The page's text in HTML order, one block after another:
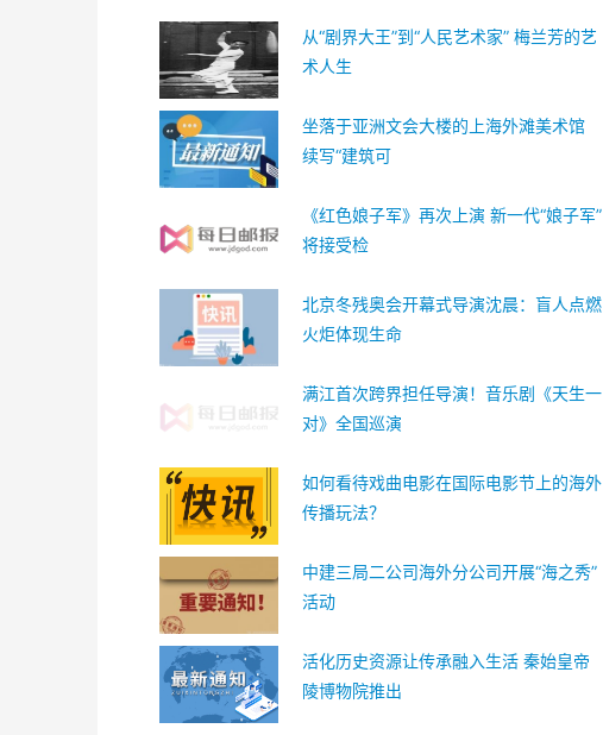
从“剧界大王”到“人民艺术家” 梅兰芳的艺
术人生
坐落于亚洲文会大楼的上海外滩美术馆
续写“建筑可
《红色娘子军》再次上演 新一代“娘子军”
将接受检
北京冬残奥会开幕式导演沈晨：盲人点燃
火炬体现生命
满江首次跨界担任导演！音乐剧《天生一
对》全国巡演
如何看待戏曲电影在国际电影节上的海外
传播玩法？
中建三局二公司海外分公司开展“海之秀”
活动
活化历史资源让传承融入生活 秦始皇帝
陵博物院推出